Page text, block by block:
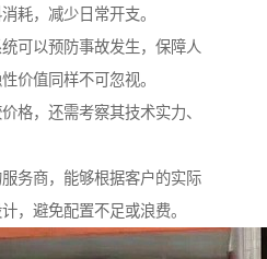
耗，减少日常开支。
可以预防事故发生，保障人
价值同样不可忽视。
格，还需考察其技术实力、
务商，能够根据客户的实际
，避免配置不足或浪费。